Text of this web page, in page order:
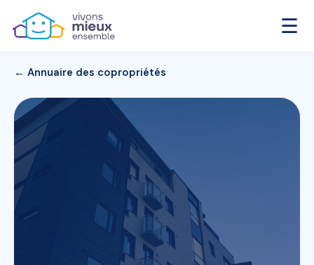
☰
← Annuaire des copropriétés